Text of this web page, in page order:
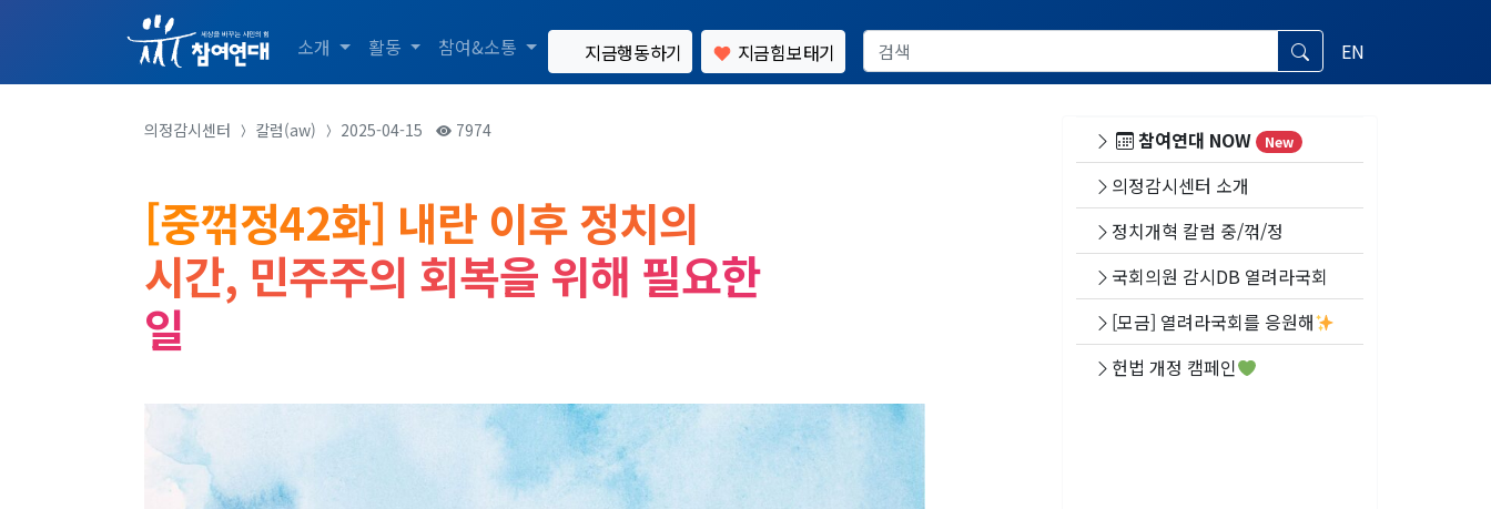
소개 활동 참여&소통 지금행동하기 지금힘보태기 EN
의정감시센터 칼럼(aw) 2025-04-15 7974
[중꺾정42화] 내란 이후 정치의
시간, 민주주의 회복을 위해 필요한
일
참여연대 NOW New
의정감시센터 소개
정치개혁 칼럼 중/꺾/정
국회의원 감시DB 열려라국회
[모금] 열려라국회를 응원해
헌법 개정 캠페인